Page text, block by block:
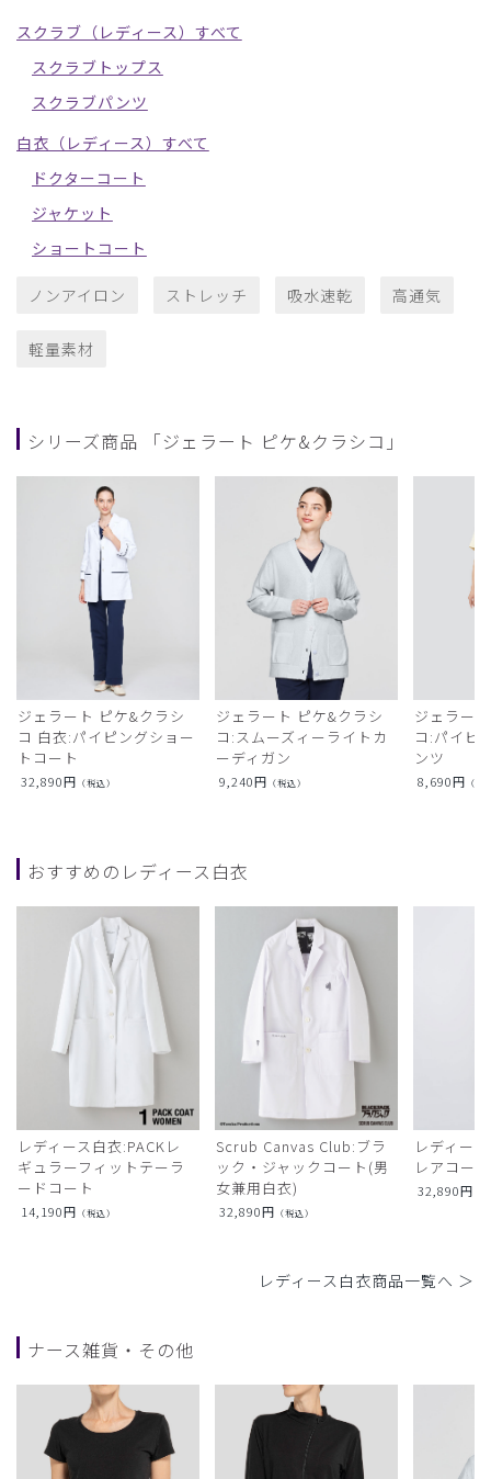
スクラブ（レディース）すべて
スクラブトップス
スクラブパンツ
白衣（レディース）すべて
ドクターコート
ジャケット
ショートコート
ノンアイロン ストレッチ 吸水速乾 高通気
軽量素材
シリーズ商品 「ジェラート ピケ&クラシコ」
ジェラート ピケ&クラシ
コ 白衣:パイピングショー
トコート
32,890円 （税込）
ジェラート ピケ&クラシ
コ:スムーズィーライトカ
ーディガン
9,240円 （税込）
ジェラー
コ:パイピ
ンツ
8,690円 （税
おすすめのレディース白衣
レディース白衣:PACKレ
ギュラーフィットテーラ
ードコート
14,190円 （税込）
Scrub Canvas Club:ブラ
ック・ジャックコート(男
女兼用白衣)
32,890円 （税込）
レディー
レアコート
32,890円
レディース白衣商品一覧へ ＞
ナース雑貨・その他